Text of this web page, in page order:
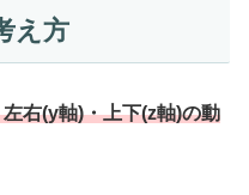
え方
右(y軸)・上下(z軸)の動